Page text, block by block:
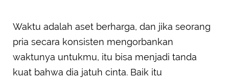
Waktu adalah aset berharga, dan jika seorang
pria secara konsisten mengorbankan
waktunya untukmu, itu bisa menjadi tanda
kuat bahwa dia jatuh cinta. Baik itu